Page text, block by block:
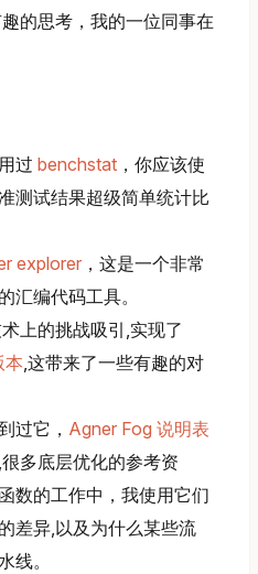
的思考，我的一位同事在
过 benchstat ，你应该使
测试结果超级简单统计比
explorer ，这是一个非常
汇编代码工具。
上的挑战吸引,实现了
本,这带来了一些有趣的对
过它， Agner Fog 说明表
多底层优化的参考资
数的工作中，我使用它们
差异,以及为什么某些流
线。